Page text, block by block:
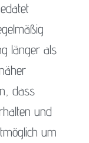
länger als
dass
und
um